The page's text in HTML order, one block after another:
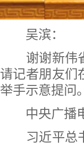
吴滨：
谢谢新伟省
请记者朋友们
举手示意提问。
中央广播
习近平总书